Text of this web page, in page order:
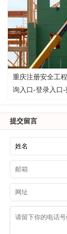
重庆注册安全工
询入口-登录入口-
提交留言